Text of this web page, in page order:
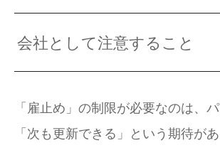
会社として注意すること
「雇止め」の制限が必要なのは、
「次も更新できる」という期待が